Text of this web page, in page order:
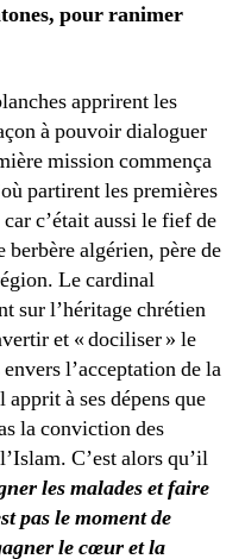
pour ranimer
apprirent les
à pouvoir dialoguer
mission commença
partirent les premières
c’était aussi le fief de
algérien, père de
Le cardinal
sur l’héritage chrétien
et « dociliser » le
l’acceptation de la
à ses dépens que
la conviction des
C’est alors qu’il
les malades et faire
pas le moment de
le cœur et la